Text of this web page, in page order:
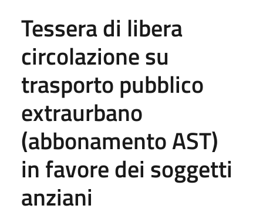
Tessera di libera
circolazione su
trasporto pubblico
extraurbano
(abbonamento AST)
in favore dei soggetti
anziani